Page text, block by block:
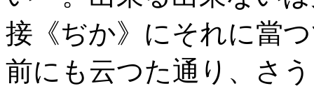
接《ぢか》にそれに當
前にも云つた通り、さ